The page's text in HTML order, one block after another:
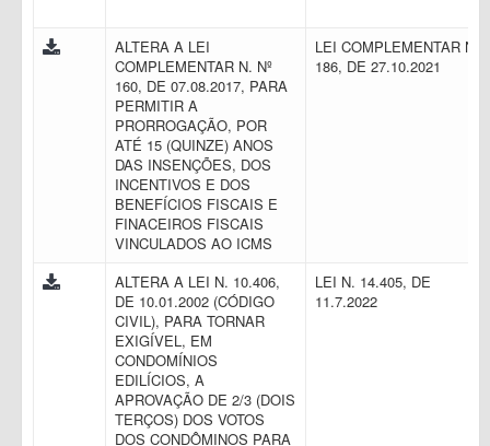
ALTERA A LEI
COMPLEMENTAR N. Nº
160, DE 07.08.2017, PARA
PERMITIR A
PRORROGAÇÃO, POR
ATÉ 15 (QUINZE) ANOS
DAS INSENÇÕES, DOS
INCENTIVOS E DOS
BENEFÍCIOS FISCAIS E
FINACEIROS FISCAIS
VINCULADOS AO ICMS
LEI COMPLEMENTAR N.
186, DE 27.10.2021
ALTERA A LEI N. 10.406,
DE 10.01.2002 (CÓDIGO
CIVIL), PARA TORNAR
EXIGÍVEL, EM
CONDOMÍNIOS
EDILÍCIOS, A
APROVAÇÃO DE 2/3 (DOIS
TERÇOS) DOS VOTOS
DOS CONDÔMINOS PARA
LEI N. 14.405, DE
11.7.2022